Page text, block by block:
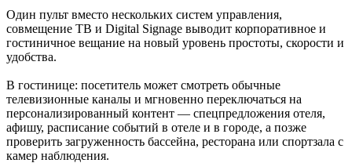
Один пульт вместо нескольких систем управления,
совмещение ТВ и Digital Signage выводит корпоративное и
гостиничное вещание на новый уровень простоты, скорости и
удобства.
В гостинице: посетитель может смотреть обычные
телевизионные каналы и мгновенно переключаться на
персонализированный контент — спецпредложения отеля,
афишу, расписание событий в отеле и в городе, а позже
проверить загруженность бассейна, ресторана или спортзала с
камер наблюдения.